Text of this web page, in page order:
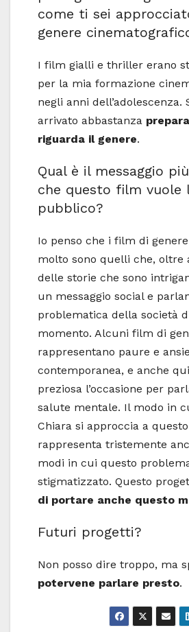
come ti sei
genere
I film gialli e thriller erano
per la mia formazione
negli anni dell’adolescenza.
arrivato abbastanza
riguarda il genere.
Qual è il messaggio
che questo film vuole
pubblico?
Io penso che i film di
molto sono quelli che, oltre
delle storie che sono
un messaggio social e
problematica della società
momento. Alcuni film di
rappresentano paure e
contemporanea, e anche
preziosa l’occasione per
salute mentale. Il modo in
Chiara si approccia a
rappresenta tristemente
modi in cui questo
stigmatizzato. Questo
di portare anche questo
Futuri progetti?
Non posso dire troppo, ma
potervene parlare presto.